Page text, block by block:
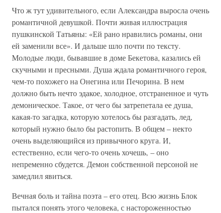
Что ж тут удивительного, если Александра выросла очень
романтичной девушкой. Почти живая иллюстрация
пушкинской Татьяны: «Ей рано нравились романы, они
ей заменили все». И дальше шло почти по тексту.
Молодые люди, бывавшие в доме Бекетова, казались ей
скучными и пресными. Душа ждала романтичного героя,
чем-то похожего на Онегина или Печорина. В нем
должно быть нечто эдакое, холодное, отстраненное и чуть
демоническое. Такое, от чего бы затрепетала ее душа,
какая-то загадка, которую хотелось бы разгадать, лед,
который нужно было бы растопить. В общем – некто
очень выделяющийся из привычного круга. И,
естественно, если чего-то очень хочешь, – оно
непременно сбудется. Демон собственной персоной не
замедлил явиться.
Вечная боль и тайна поэта – его отец. Всю жизнь Блок
пытался понять этого человека, с настороженностью